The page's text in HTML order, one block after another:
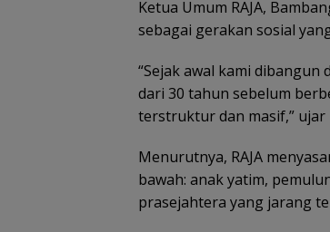
Ketua Umum RAJA,
sebagai gerakan sosial
“Sejak awal kami
dari 30 tahun sebelum
terstruktur dan masif,” ujar
Menurutnya, RAJA
bawah: anak yatim,
prasejahtera yang jarang